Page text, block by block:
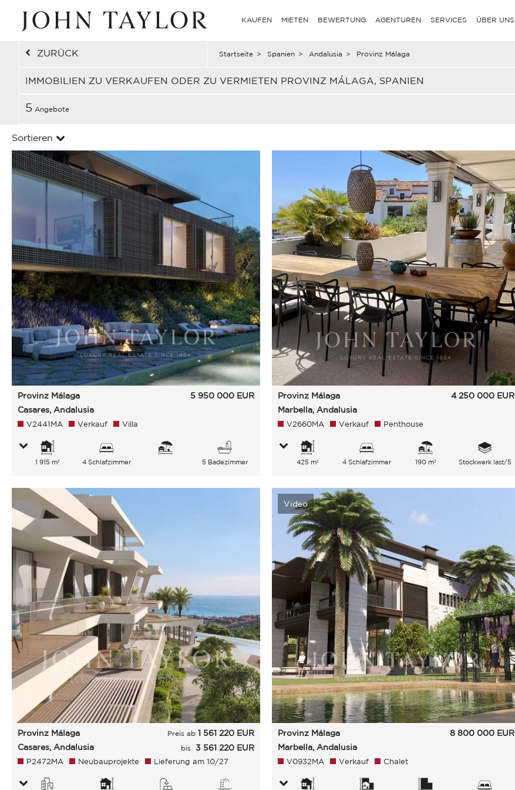
KAUFEN MIETEN BEWERTUNG AGENTUREN SERVICES ÜBER UNS
ZURÜCK Startseite > Spanien > Andalusia > Provinz Málaga
IMMOBILIEN ZU VERKAUFEN ODER ZU VERMIETEN PROVINZ MÁLAGA, SPANIEN
5 Angebote
Sortieren
Provinz Málaga
Casares, Andalusia
5 950 000 EUR
V2441MA Verkauf Villa
1 915 m² 4 Schlafzimmer 5 Badezimmer
Provinz Málaga
Marbella, Andalusia
4 250 000 EUR
V2660MA Verkauf Penthouse
425 m² 4 Schlafzimmer 190 m² Stockwerk last/5
Provinz Málaga
Casares, Andalusia
Preis ab 1 561 220 EUR
bis 3 561 220 EUR
P2472MA Neubauprojekte Lieferung am 10/27
Video
Provinz Málaga
Marbella, Andalusia
8 800 000 EUR
V0932MA Verkauf Chalet